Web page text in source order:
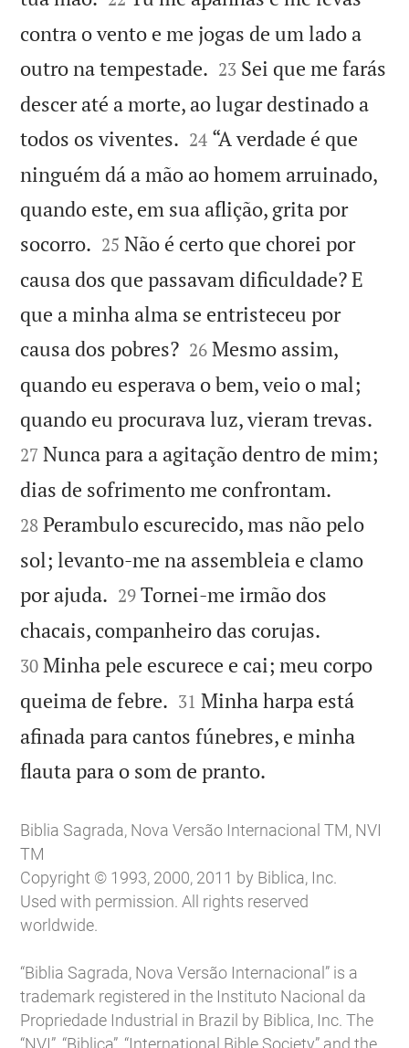
contra o vento e me jogas de um lado a
outro na tempestade. 

23 Sei que me farás
descer até a morte, ao lugar destinado a
todos os viventes. 

24 “A verdade é que
ninguém dá a mão ao homem arruinado,
quando este, em sua aflição, grita por
socorro. 

25 Não é certo que chorei por
causa dos que passavam dificuldade? E
que a minha alma se entristeceu por
causa dos pobres?
26 Mesmo assim,
quando eu esperava o bem, veio o mal;
quando eu procurava luz, vieram trevas.
27 Nunca para a agitação dentro de mim;
dias de sofrimento me confrontam.
28 Perambulo escurecido, mas não pelo
sol; levanto-me na assembleia e clamo
por ajuda. 

29 Tornei-me irmão dos
chacais, companheiro das corujas.
30 Minha pele escurece e cai; meu corpo
queima de febre. 

31 Minha harpa está
afinada para cantos fúnebres, e minha
flauta para o som de pranto.
Biblia Sagrada, Nova Versão Internacional TM, NVI
TM
Copyright © 1993, 2000, 2011 by Biblica, Inc.
Used with permission. All rights reserved
worldwide.
“Biblia Sagrada, Nova Versão Internacional” is a
trademark registered in the Instituto Nacional da
Propriedade Industrial in Brazil by Biblica, Inc. The
“NVI”, “Biblica”, “International Bible Society” and the